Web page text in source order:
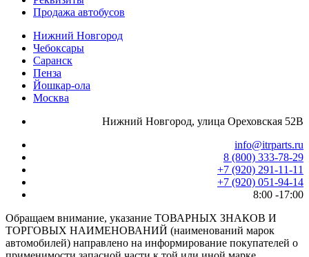
Продажа автобусов
Нижний Новгород
Чебоксары
Саранск
Пенза
Йошкар-ола
Москва
Нижний Новгород, улица Ореховская 52В
info@itrparts.ru
8 (800) 333-78-29
‪+7 (920) 291-11-11
+7 (920) 051-94-14
8:00 -17:00
Обращаем внимание, указание ТОВАРНЫХ ЗНАКОВ И
ТОРГОВЫХ НАИМЕНОВАНИЙ (наименований марок
автомобилей) направлено на информирование покупателей о